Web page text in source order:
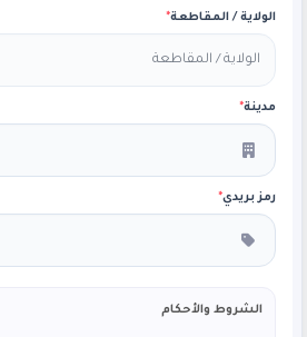
الولاية / المقاطعة*
مدينة*
رمز بريدي*
الشروط والأحكام